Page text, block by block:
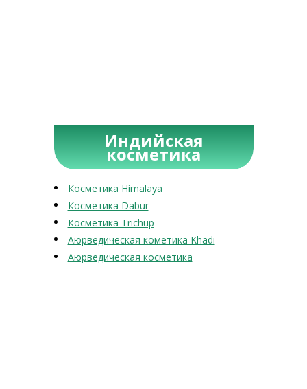
Индийская
косметика
Косметика Himalaya
Косметика Dabur
Косметика Trichup
Аюрведическая кометика Khadi
Аюрведическая косметика